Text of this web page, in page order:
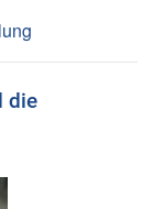
die